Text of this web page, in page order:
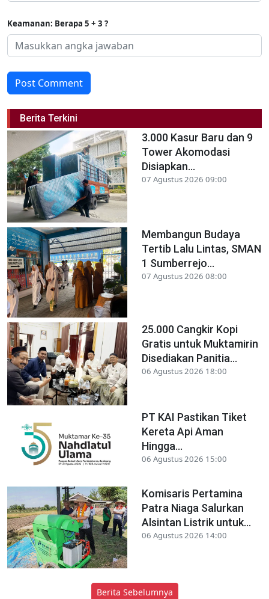
Keamanan: Berapa 5 + 3 ?
Post Comment
Berita Terkini
3.000 Kasur Baru dan 9
Tower Akomodasi
Disiapkan...
07 Agustus 2026 09:00
Membangun Budaya
Tertib Lalu Lintas, SMAN
1 Sumberrejo...
07 Agustus 2026 08:00
25.000 Cangkir Kopi
Gratis untuk Muktamirin
Disediakan Panitia...
06 Agustus 2026 18:00
PT KAI Pastikan Tiket
Kereta Api Aman
Hingga...
06 Agustus 2026 15:00
Komisaris Pertamina
Patra Niaga Salurkan
Alsintan Listrik untuk...
06 Agustus 2026 14:00
Berita Sebelumnya